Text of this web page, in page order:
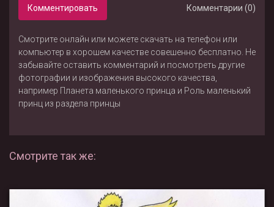
Комментировать Комментарии (0)
Смотрите онлайн или можете скачать на телефон или
компьютер в хорошем качестве совешенно бесплатно. Не
забывайте оставить комментарий и посмотреть другие
фотографии и изображения высокого качества,
например Планета маленького принца и Роль маленький
принц из раздела принцы
Смотрите так же: